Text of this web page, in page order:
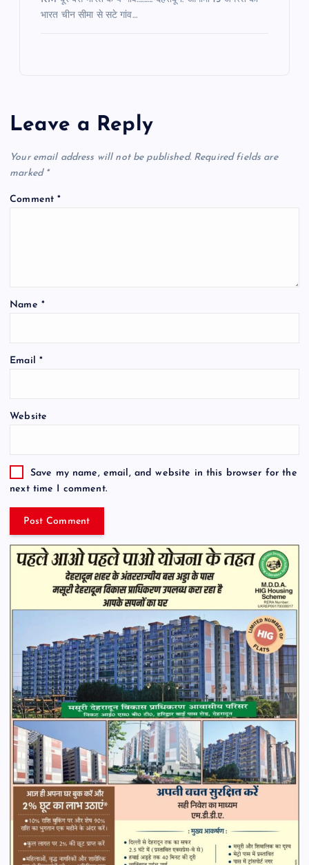
भारत चीन सीमा से सटे गांव…
Leave a Reply
Your email address will not be published. Required fields are
marked *
Comment*
Name *
Email *
Website
Save my name, email, and website in this browser for the
next time I comment.